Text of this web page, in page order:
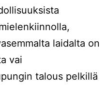
laidalta on
vai
talous pelkillä